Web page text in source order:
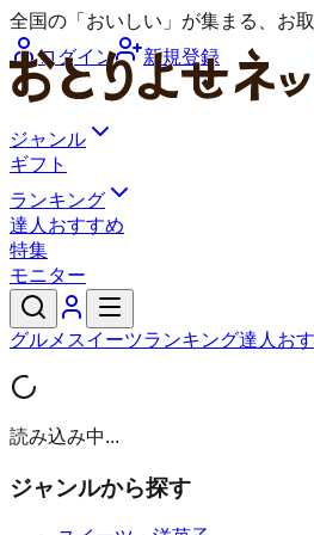
全国の「おいしい」が集まる、お
ログイン
新規登録
ジャンル
ギフト
ランキング
達人おすすめ
特集
モニター
グルメ スイーツランキング達人お
読み込み中...
ジャンルから探す